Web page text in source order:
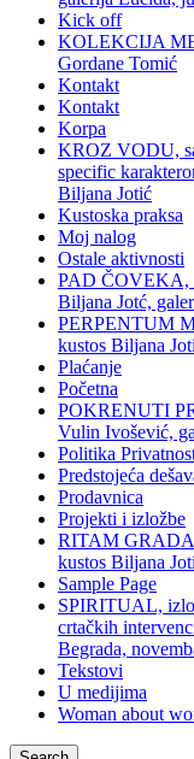
Kick off
KOLEKCIJA
Gordane Tomić
Kontakt
Kontakt
Korpa
KROZ VODU,
specific
Biljana Jotić
Kustoska praksa
Moj nalog
Ostale aktivnosti
PAD ČOVEKA,
Biljana Jotć,
PERPENTUM
kustos Biljana
Plaćanje
Početna
POKRENUTI
Vulin Ivošević,
Politika
Predstojeća
Prodavnica
Projekti i izložbe
RITAM
kustos Biljana
Sample Page
SPIRITUAL,
crtačkih
Begrada,
Tekstovi
U medijima
Woman about